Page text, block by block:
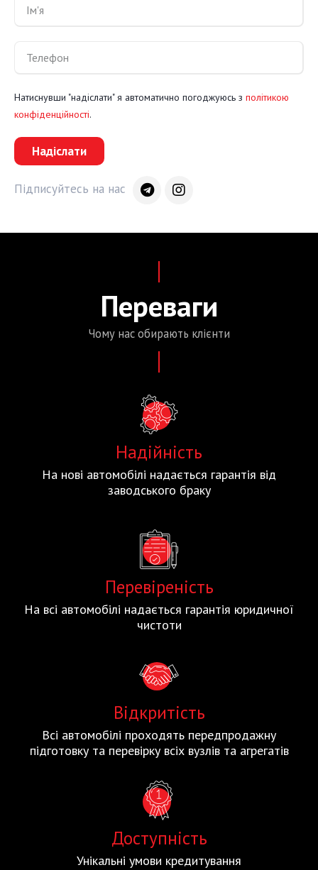
Натиснувши "надіслати" я автоматично погоджуюсь з політикою
конфіденційності.
Надіслати
Підписуйтесь на нас
Переваги
Чому насобирають клієнти
Надійність
На нові автомобілі надається гарантія від
заводського браку
Перевіреність
На всі автомобілі надається гарантія юридичної
чистоти
Відкритість
Всі автомобілі проходять передпродажну
підготовку та перевірку всіх вузлів та агрегатів
Доступність
Унікальні умови кредитування